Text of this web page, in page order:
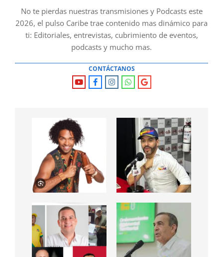
No te pierdas nuestras transmisiones y Podcasts este
2026, el pulso Caribe trae contenido mas dinámico para
ti: Editoriales, entrevistas, cubrimiento de eventos,
podcasts y mucho mas.
CONTÁCTANOS